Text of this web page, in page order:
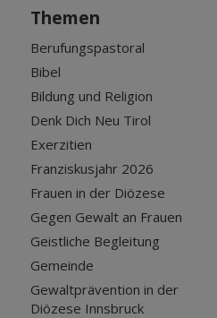
Themen
Berufungspastoral
Bibel
Bildung und Religion
Denk Dich Neu Tirol
Exerzitien
Franziskusjahr 2026
Frauen in der Diözese
Gegen Gewalt an Frauen
Geistliche Begleitung
Gemeinde
Gewaltprävention in der
Diözese Innsbruck